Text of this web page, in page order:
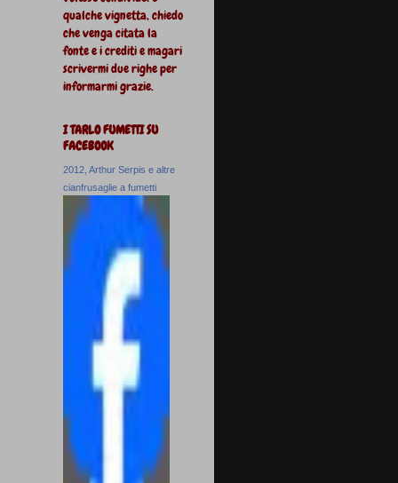
qualche vignetta, chiedo
che venga citata la
fonte e i crediti e magari
scrivermi due righe per
informarmi grazie.
I TARLO FUMETTI SU
FACEBOOK
2012, Arthur Serpis e altre
cianfrusaglie a fumetti